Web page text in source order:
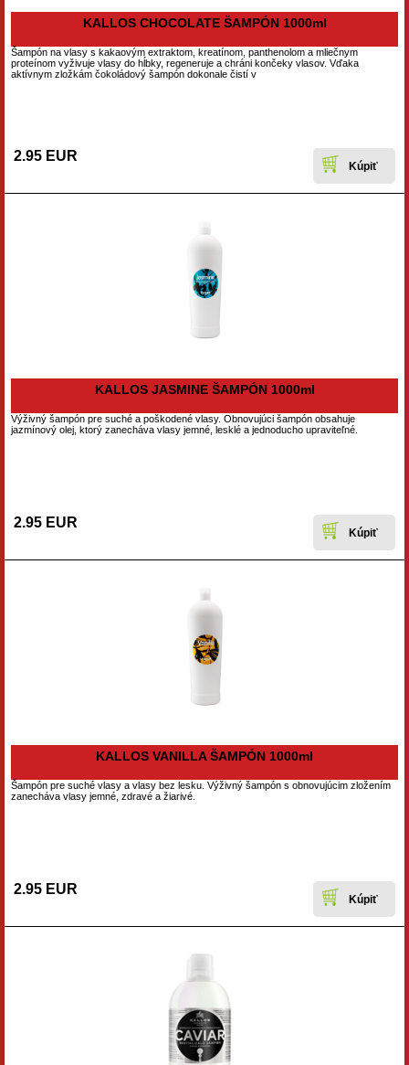
KALLOS CHOCOLATE ŠAMPÓN 1000ml
Šampón na vlasy s kakaovým extraktom, kreatínom, panthenolom a mliečnym
proteínom vyživuje vlasy do hĺbky, regeneruje a chráni končeky vlasov. Vďaka
aktívnym zložkám čokoládový šampón dokonale čistí v
2.95 EUR
KALLOS JASMINE ŠAMPÓN 1000ml
Výživný šampón pre suché a poškodené vlasy. Obnovujúci šampón obsahuje
jazmínový olej, ktorý zanecháva vlasy jemné, lesklé a jednoducho upraviteľné.
2.95 EUR
KALLOS VANILLA ŠAMPÓN 1000ml
Šampón pre suché vlasy a vlasy bez lesku. Výživný šampón s obnovujúcim zložením
zanecháva vlasy jemné, zdravé a žiarivé.
2.95 EUR